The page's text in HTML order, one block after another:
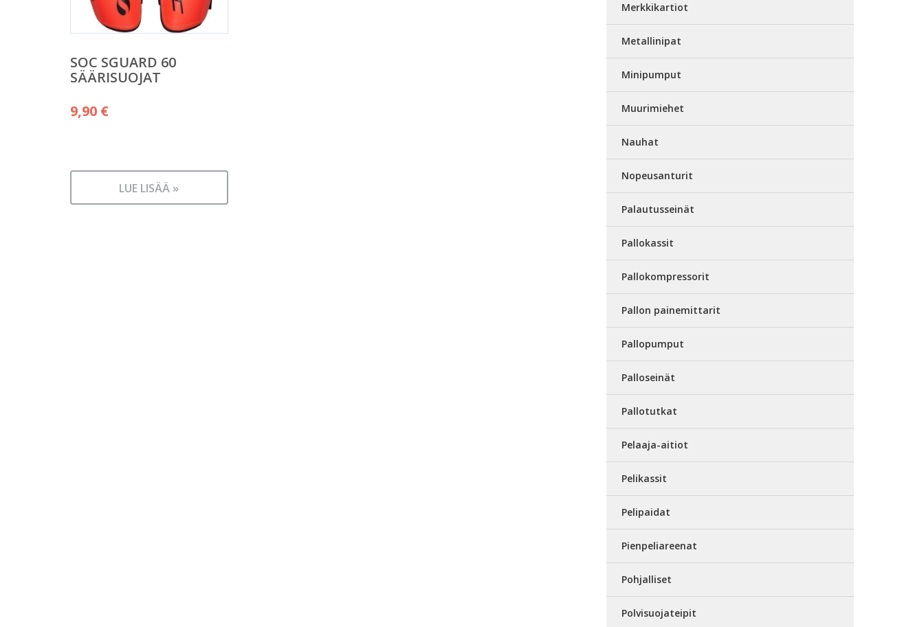
SOC SGUARD 60
SÄÄRISUOJAT
9,90 €
LUE LISÄÄ »
Merkkikartiot
Metallinipat
Minipumput
Muurimiehet
Nauhat
Nopeusanturit
Palautusseinät
Pallokassit
Pallokompressorit
Pallon painemittarit
Pallopumput
Palloseinät
Pallotutkat
Pelaaja-aitiot
Pelikassit
Pelipaidat
Pienpeliareenat
Pohjalliset
Polvisuojateipit